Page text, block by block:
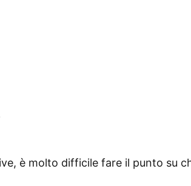
è molto difficile fare il punto su